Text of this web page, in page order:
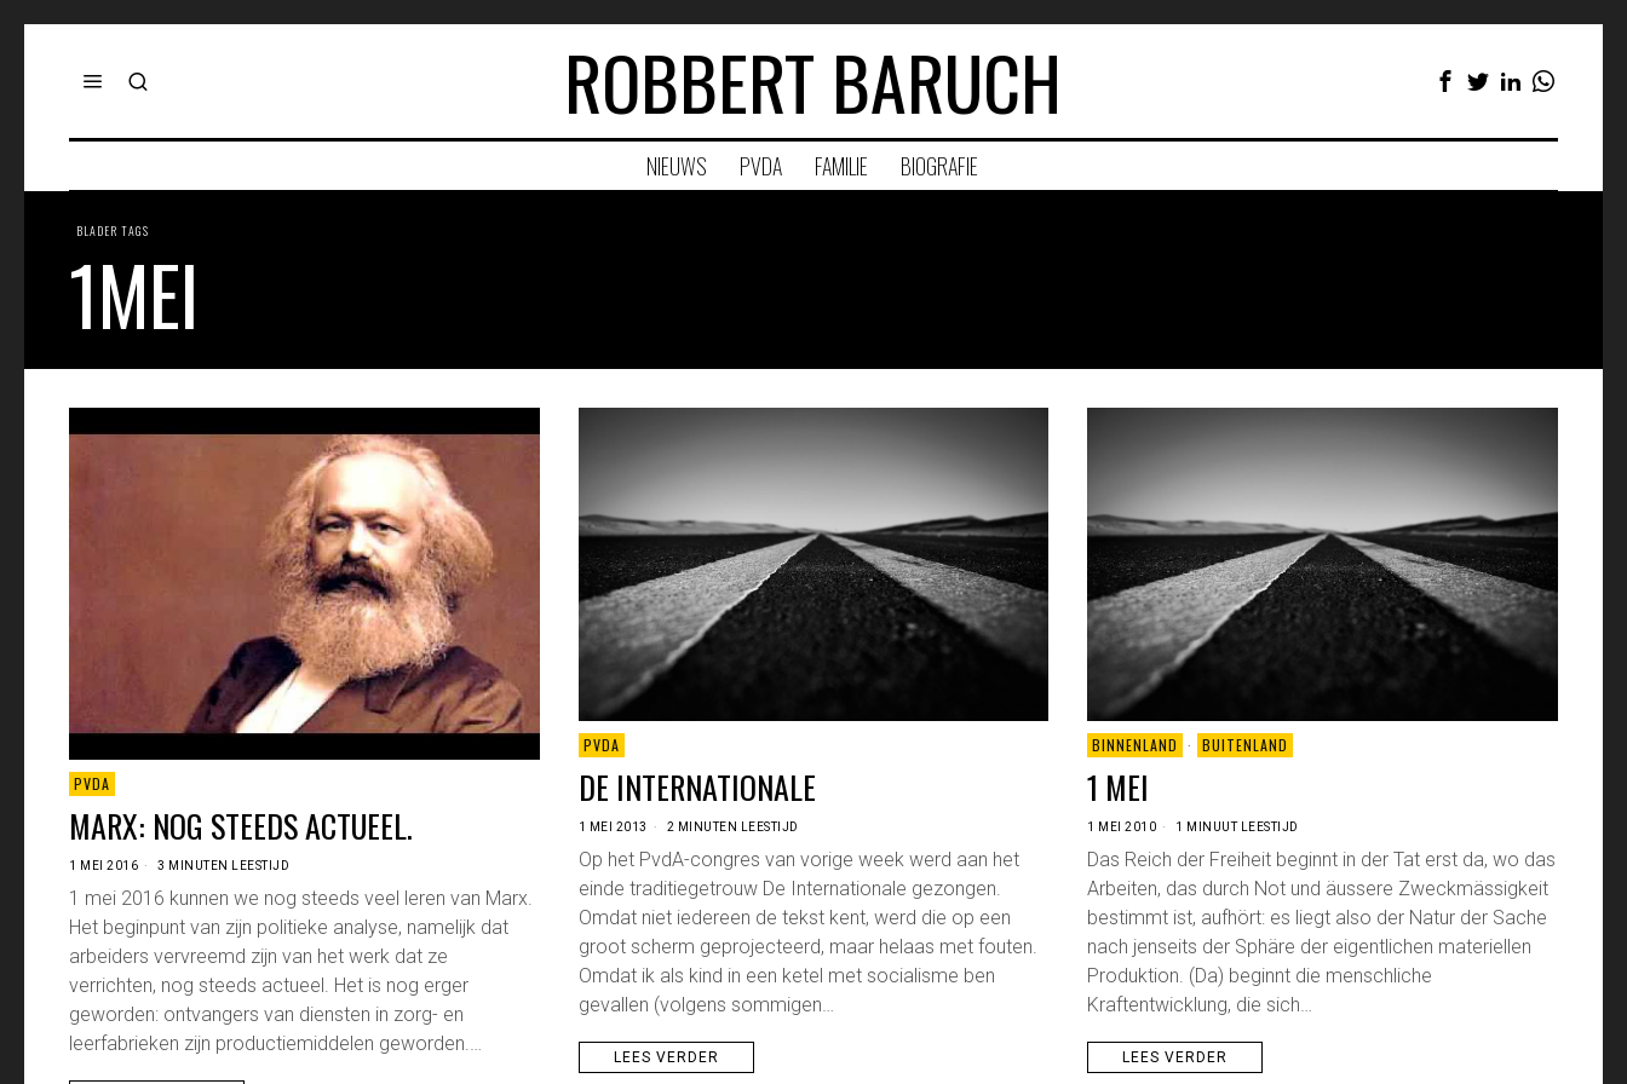
ROBBERT BARUCH
NIEUWS PVDA FAMILIE BIOGRAFIE
BLADER TAGS
1MEI
PVDA
MARX: NOG STEEDS ACTUEEL.
1 MEI 2016 3 MINUTEN LEESTIJD
1 mei 2016 kunnen we nog steeds veel leren van Marx.
Het beginpunt van zijn politieke analyse, namelijk dat
arbeiders vervreemd zijn van het werk dat ze
verrichten, nog steeds actueel. Het is nog erger
geworden: ontvangers van diensten in zorg- en
leerfabrieken zijn productiemiddelen geworden.…
PVDA
DE INTERNATIONALE
1 MEI 2013 2 MINUTEN LEESTIJD
Op het PvdA-congres van vorige week werd aan het
einde traditiegetrouw De Internationale gezongen.
Omdat niet iedereen de tekst kent, werd die op een
groot scherm geprojecteerd, maar helaas met fouten.
Omdat ik als kind in een ketel met socialisme ben
gevallen (volgens sommigen…
LEES VERDER
BINNENLAND · BUITENLAND
1 MEI
1 MEI 2010 1 MINUUT LEESTIJD
Das Reich der Freiheit beginnt in der Tat erst da, wo das
Arbeiten, das durch Not und äussere Zweckmässigkeit
bestimmt ist, aufhört: es liegt also der Natur der Sache
nach jenseits der Sphäre der eigentlichen materiellen
Produktion. (Da) beginnt die menschliche
Kraftentwicklung, die sich…
LEES VERDER